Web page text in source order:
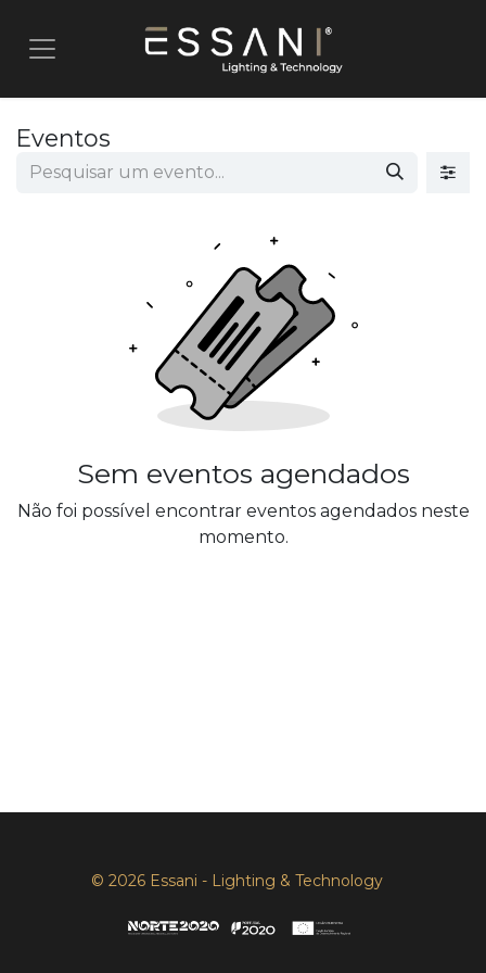
Eventos
Sem eventos agendados
Não foi possível encontrar eventos agendados neste
momento.
© 2026 Essani - Lighting & Technology